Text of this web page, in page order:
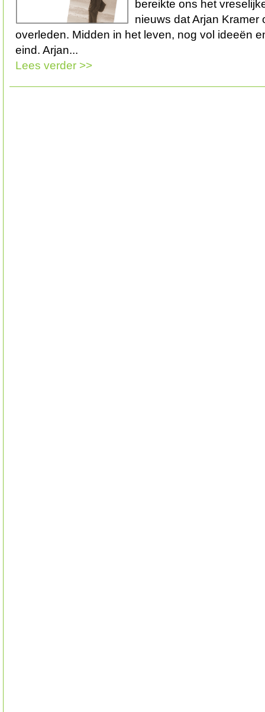
bereikte ons het
nieuws dat Arjan Kramer
overleden. Midden in het leven, nog vol ideeën
eind. Arjan...
Lees verder >>